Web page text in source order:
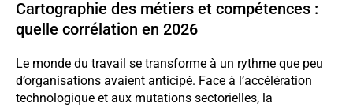
Cartographie des métiers et compétences :
quelle corrélation en 2026
Le monde du travail se transforme à un rythme que peu
d’organisations avaient anticipé. Face à l’accélération
technologique et aux mutations sectorielles, la